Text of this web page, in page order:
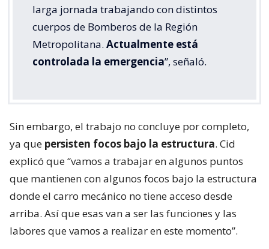
larga jornada trabajando con distintos
cuerpos de Bomberos de la Región
Metropolitana. Actualmente está
controlada la emergencia”, señaló.
Sin embargo, el trabajo no concluye por completo,
ya que persisten focos bajo la estructura. Cid
explicó que “vamos a trabajar en algunos puntos
que mantienen con algunos focos bajo la estructura
donde el carro mecánico no tiene acceso desde
arriba. Así que esas van a ser las funciones y las
labores que vamos a realizar en este momento”.